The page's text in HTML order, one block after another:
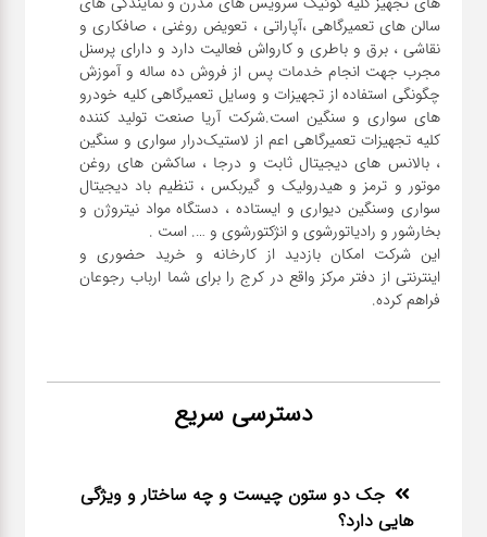
سالن های تعمیرگاهی ،آپاراتی ، تعویض روغنی ، صافکاری و
نقاشی ، برق و باطری و کارواش فعالیت دارد و دارای پرسنل
مجرب جهت انجام خدمات پس از فروش ده ساله و آموزش
چگونگی استفاده از تجهیزات و وسایل تعمیرگاهی کلیه خودرو
های سواری و سنگین است.شرکت آریا صنعت تولید کننده
کلیه تجهیزات تعمیرگاهی اعم از لاستیک‌درار سواری و ‌سنگین
، بالانس های دیجیتال ثابت و درجا ، ساکشن های روغن
موتور و ترمز و هیدرولیک و گیربکس ، تنظیم باد دیجیتال
سواری و‌سنگین دیواری و ایستاده ، دستگاه مواد نیتروژن و
این شرکت امکان بازدید از کارخانه و خرید حضوری و
اینترنتی از دفتر مرکز واقع در کرج را برای شما ارباب رجوعان
فراهم کرده.
دسترسی سریع
جک دو ستون چیست و چه ساختار و ویژگی
هایی دارد؟